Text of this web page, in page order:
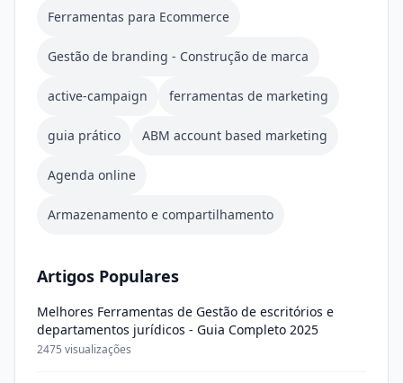
Ferramentas para Ecommerce
Gestão de branding - Construção de marca
active-campaign ferramentas de marketing
guia prático ABM account based marketing
Agenda online
Armazenamento e compartilhamento
Artigos Populares
Melhores Ferramentas de Gestão de escritórios e
departamentos jurídicos - Guia Completo 2025
2475 visualizações